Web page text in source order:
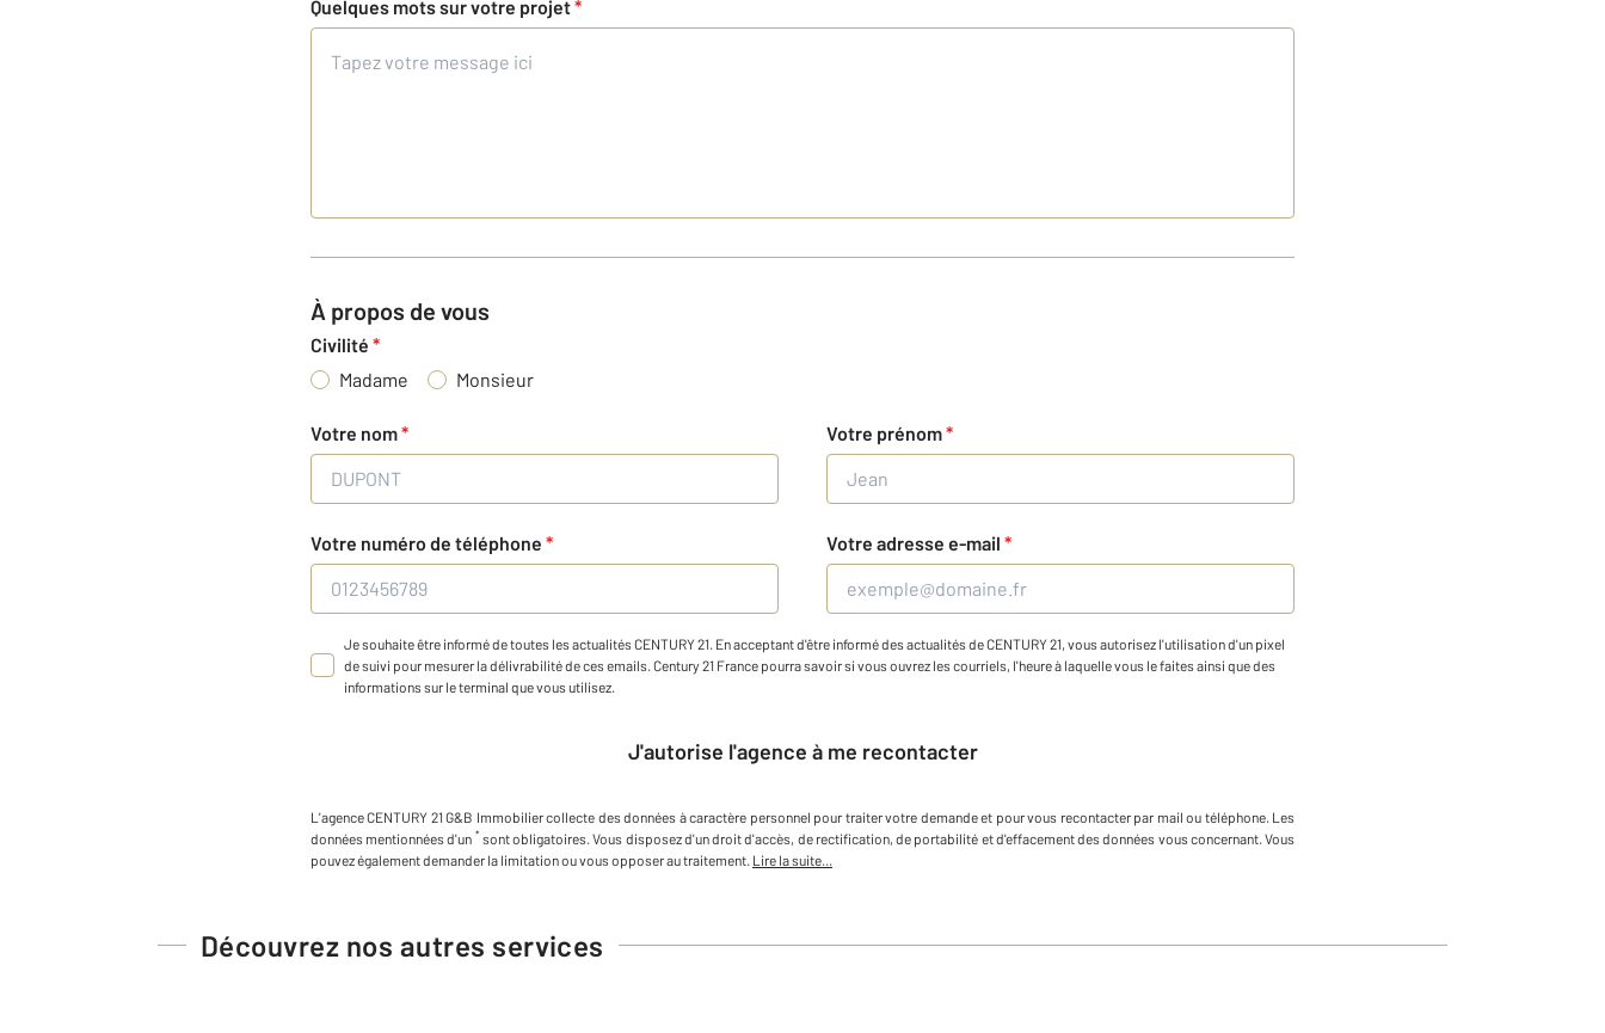
Quelques mots sur votre projet*
À propos de vous
Civilité *
Madame
Monsieur
Votre nom* Votre prénom*
Votre numéro de téléphone * Votre adresse e-mail *
Je souhaite être informé de toutes les actualités CENTURY 21. En acceptant d'être informé des actualités de CENTURY 21, vous autorisez l'utilisation d'un pixel
de suivi pour mesurer la délivrabilité de ces emails. Century 21 France pourra savoir si vous ouvrez les courriels, l'heure à laquelle vous le faites ainsi que des
informations sur le terminal que vous utilisez.
J'autorise l'agence à me recontacter
L'agenceCENTURY 21 G&B Immobiliercollecte des données à caractère personnel pour traiter votre demande et pour vous recontacter par mail ou téléphone. Les
données mentionnées d'un * sont obligatoires. Vous disposez d'un droit d'accès, de rectification, de portabilité et d'effacement des données vous concernant. Vous
pouvez également demander la limitation ou vous opposer au traitement. Lire la suite...
Découvrez nos autres services